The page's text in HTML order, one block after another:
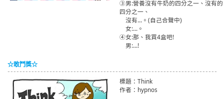
③男:營養沒有牛奶的四分之一、沒有的
四分之一、
沒有...。(自己合聲中)
女:...。
④女:那、我買4盒吧!
男:...!
☆敢鬥獎☆
標題：Think
作者：hypnos